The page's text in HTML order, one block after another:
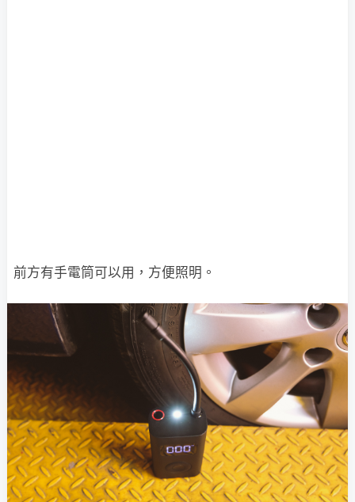
前方有手電筒可以用，方便照明。